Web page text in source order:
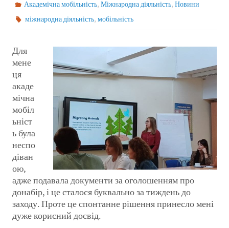
Академічна мобільність,Міжнародна діяльність,Новини
міжнародна діяльність,мобільність
Для
мене
ця
акаде
мічна
мобіл
ьніст
ь була
неспо
діван
ою,
адже подавала документи за оголошенням про
донабір, і це сталося буквально за тиждень до
заходу. Проте це спонтанне рішення принесло мені
дуже корисний досвід.